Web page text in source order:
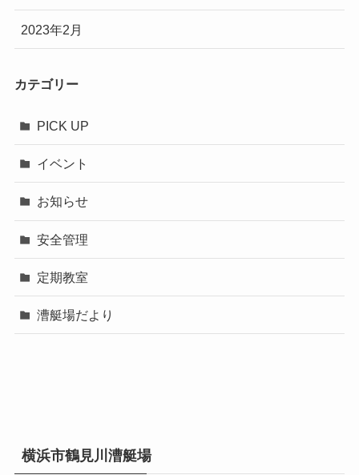
2023年2月
カテゴリー
PICK UP
イベント
お知らせ
安全管理
定期教室
漕艇場だより
横浜市鶴見川漕艇場